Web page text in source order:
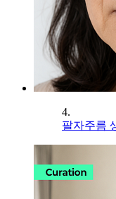
4.
팔자주름